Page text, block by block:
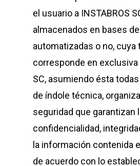
el usuario a INSTABROS
almacenados en bases
automatizadas o no, cuya
corresponde en exclusiva
SC, asumiendo ésta
de índole técnica,
seguridad que garantizan
confidencialidad,
la información contenida
de acuerdo con lo